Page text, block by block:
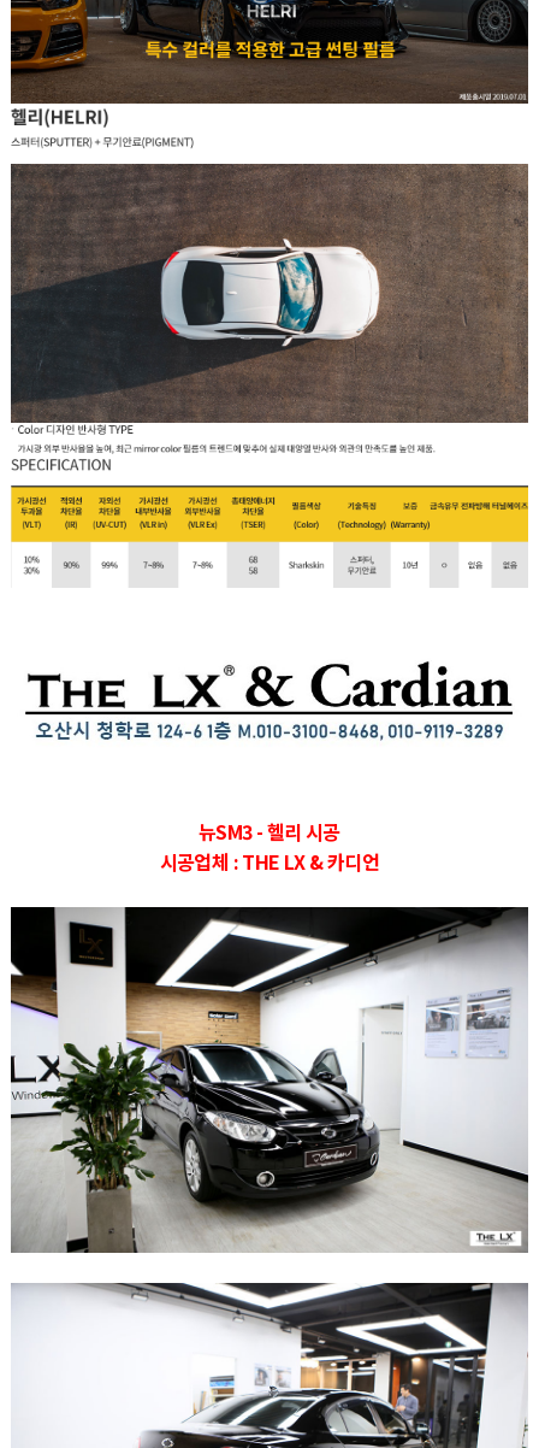
뉴SM3 - 헬리 시공
시공업체 : THE LX & 카디언